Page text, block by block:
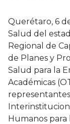
Querétaro, 6
Salud del
Regional de
de Planes y
Salud para la
Académicas
Humanos para